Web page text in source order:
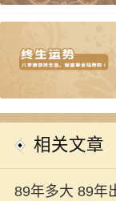
相关文章
89年多大 89年